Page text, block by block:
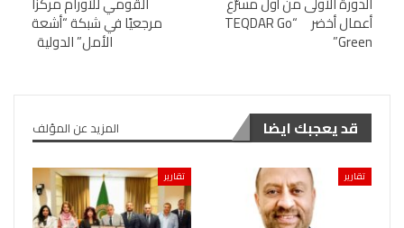
أعمال أخضر “TEQDAR Go
Green”
مرجعيًا في شبكة “أشعة
الأمل” الدولية
قد يعجبك ايضا المزيد عن المؤلف
تقارير تقارير